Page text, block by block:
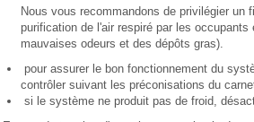
Nous vous recommandons de privilégier
purification de l'air respiré par les
mauvaises odeurs et des dépôts gras).
pour assurer le bon fonctionnement du
contrôler suivant les préconisations du
si le système ne produit pas de froid,